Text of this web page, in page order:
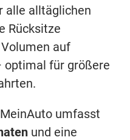
alle alltäglichen
Rücksitze
auf
optimal für größere
umfasst
und eine